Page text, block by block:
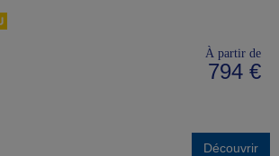
À partir de
794 €
Découvrir